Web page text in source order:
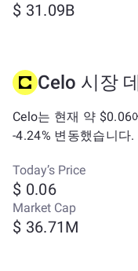
$ 31.09B
Celo 시장
Celo는 현재 약 $0.06
-4.24% 변동했습니다.
Today’s Price
$ 0.06
Market Cap
$ 36.71M